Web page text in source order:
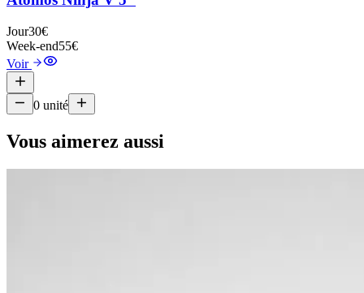
Jour30€
Week-end55€
Voir
0 unité
Vous aimerez aussi